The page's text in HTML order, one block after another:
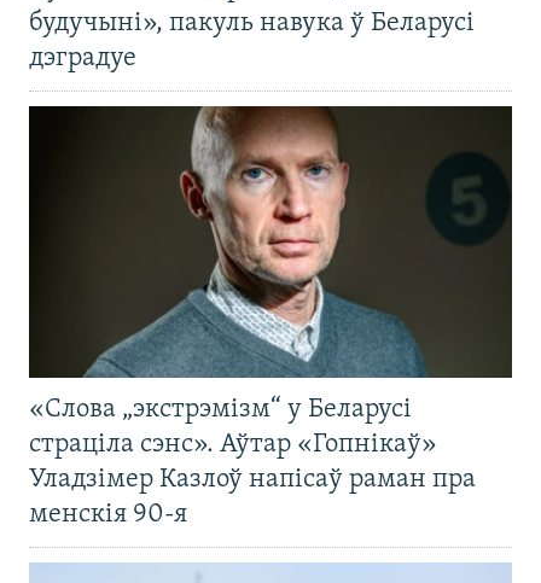
будучыні», пакуль навука ў Беларусі
дэградуе
«Слова „экстрэмізм“ у Беларусі
страціла сэнс». Аўтар «Гопнікаў»
Уладзімер Казлоў напісаў раман пра
менскія 90-я